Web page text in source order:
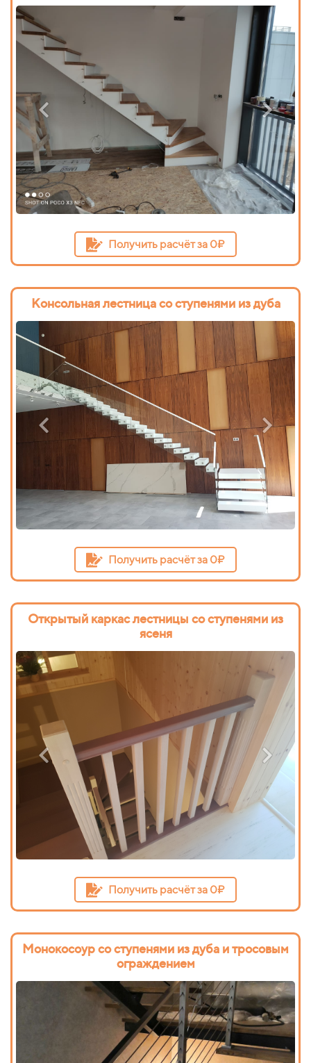
Получить расчёт за 0₽
Консольная лестница со ступенями из дуба
Получить расчёт за 0₽
Открытый каркас лестницы со ступенями из
ясеня
Получить расчёт за 0₽
Монокосоур со ступенями из дуба и тросовым
ограждением